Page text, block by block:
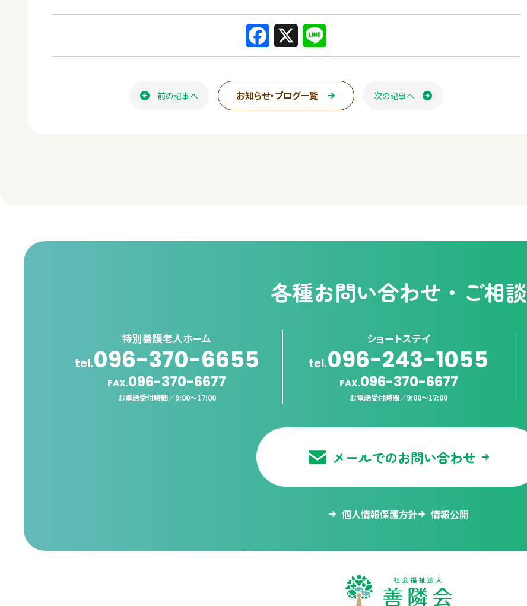
F
a
c
e
L
i
n
e
ページ送り
お知らせ・ブログ一覧
前の記事へ 次の記事へ
各種お問い合わせ・ご相談
特別養護老人ホーム
tel.096-370-6655
FAX.096-370-6677
お電話受付時間／9:00〜17:00
ショートステイ
tel.096-243-1055
FAX.096-370-6677
お電話受付時間／9:00〜17:00
メールでのお問い合わせ
個人情報保護方針 情報公開